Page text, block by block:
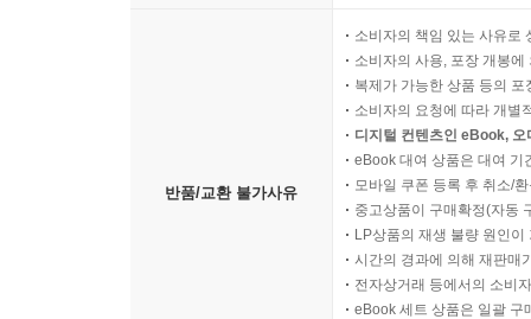
반품/교환 불가사유
소비자의 책임 있는 사유로
소비자의 사용, 포장 개봉
복제가 가능한 상품 등의
소비자의 요청에 따라 개별
디지털 컨텐츠인 eBook,
eBook 대여 상품은 대여 기
모바일 쿠폰 등록 후 취소/
중고상품이 구매확정(자동
LP상품의 재생 불량 원인
시간의 경과에 의해 재판매
전자상거래 등에서의 소비
eBook 세트 상품은 일괄 구